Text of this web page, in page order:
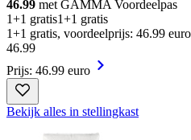
46.99 met GAMMA Voordeelpas
1+1 gratis1+1 gratis
1+1 gratis, voordeelprijs: 46.99
46.99
Prijs: 46.99 euro
Bekijk alles in stellingkast